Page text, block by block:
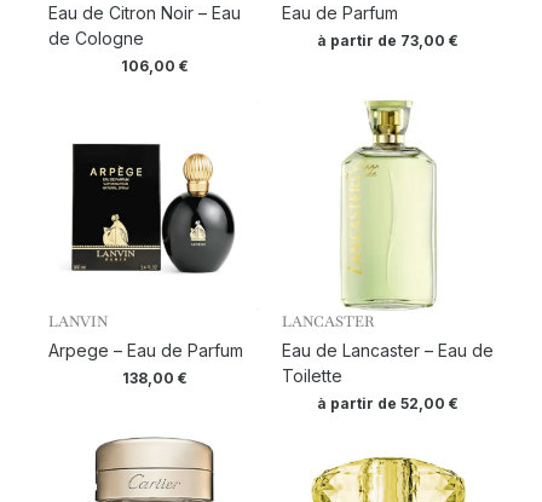
Eau de Citron Noir – Eau
de Cologne
106,00 €
Eau de Parfum
à partir de 73,00 €
LANVIN
Arpege – Eau de Parfum
138,00 €
LANCASTER
Eau de Lancaster – Eau de
Toilette
à partir de 52,00 €